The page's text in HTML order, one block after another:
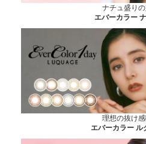
ナチュ盛り
エバーカラー
理想の抜け
エバーカラー ル